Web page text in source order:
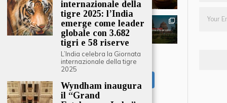
CARICA ALTRO
internazionale della
tigre 2025: l’India
emerge come leader
globale con 3.682
tigri e 58 riserve
L’India celebra la Giornata
internazionale della tigre
2025
Wyndham inaugura
il “Grand